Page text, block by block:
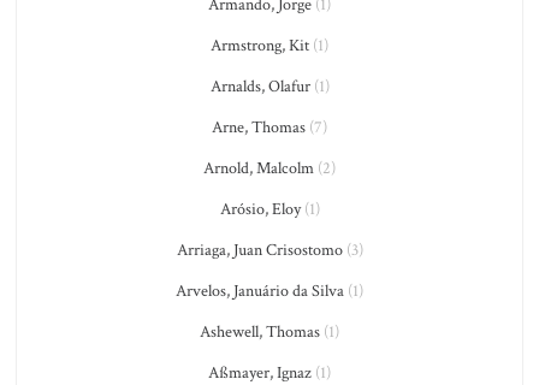
Armando, Jorge (1)
Armstrong, Kit (1)
Arnalds, Olafur(1)
Arne, Thomas (7)
Arnold, Malcolm (2)
Arósio, Eloy(1)
Arriaga, Juan Crisostomo(3)
Arvelos, Januário da Silva (1)
Ashewell, Thomas (1)
Aßmayer, Ignaz (1)